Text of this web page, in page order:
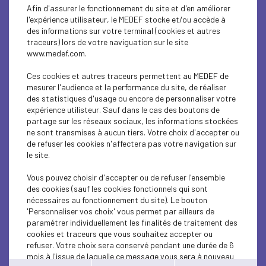
ECONOMY
ECONOMY
ECONOMY
ECONOMY
ECONOMY
ECONOMY
ECONOMY
ECONOMY
ECONOMY
ECONOMY
ECONOMY
Afin d'assurer le fonctionnement du site et d'en améliorer
l'expérience utilisateur, le MEDEF stocke et/ou accède à
des informations sur votre terminal (cookies et autres
traceurs) lors de votre naviguation sur le site
www.medef.com.
Ces cookies et autres traceurs permettent au MEDEF de
mesurer l'audience et la performance du site, de réaliser
des statistiques d'usage ou encore de personnaliser votre
expérience utilisteur. Sauf dans le cas des boutons de
partage sur les réseaux sociaux, les informations stockées
ne sont transmises à aucun tiers. Votre choix d'accepter ou
de refuser les cookies n'affectera pas votre navigation sur
le site.
Vous pouvez choisir d'accepter ou de refuser l'ensemble
des cookies (sauf les cookies fonctionnels qui sont
nécessaires au fonctionnement du site). Le bouton
'Personnaliser vos choix' vous permet par ailleurs de
paramétrer individuellement les finalités de traitement des
cookies et traceurs que vous souhaitez accepter ou
refuser. Votre choix sera conservé pendant une durée de 6
mois à l'issue de laquelle ce message vous sera à nouveau